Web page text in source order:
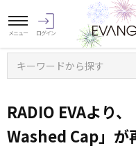
キーワードから探す
RADIO EVAより
Washed Cap」が